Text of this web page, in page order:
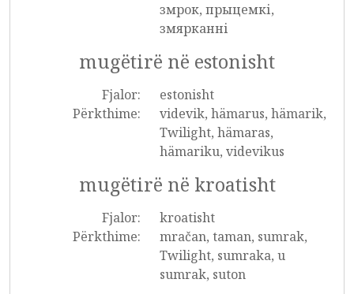
змрок, прыцемкі,
змярканні
mugëtirë në estonisht
Fjalor:
estonisht
Përkthime:
videvik, hämarus, hämarik,
Twilight, hämaras,
hämariku, videvikus
mugëtirë në kroatisht
Fjalor:
kroatisht
Përkthime:
mračan, taman, sumrak,
Twilight, sumraka, u
sumrak, suton